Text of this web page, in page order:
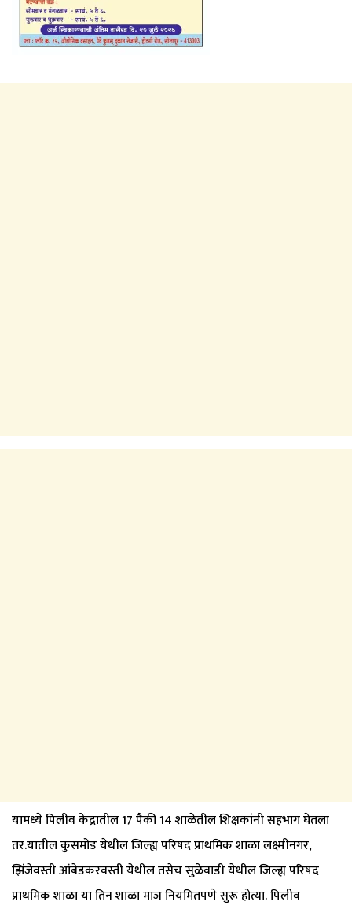
यामध्ये पिलीव केंद्रातील 17 पैकी 14 शाळेतील शिक्षकांनी सहभाग घेतला
तर.यातील कुसमोड येथील जिल्ह्य परिषद प्राथमिक शाळा लक्ष्मीनगर,
झिंजेवस्ती आंबेडकरवस्ती येथील तसेच सुळेवाडी येथील जिल्ह्य परिषद
प्राथमिक शाळा या तिन शाळा माञ नियमितपणे सुरू होत्या. पिलीव